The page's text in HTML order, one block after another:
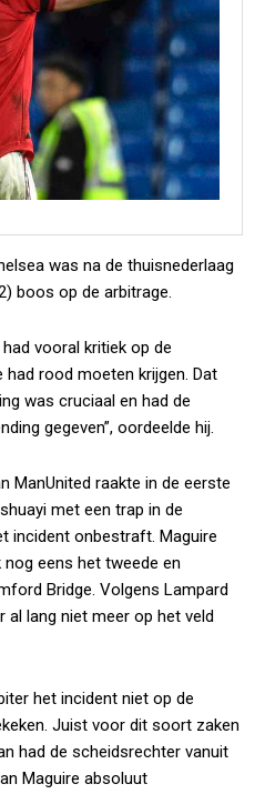
was na de thuisnederlaag
boos op de arbitrage.
vooral kritiek op de
had rood moeten krijgen. Dat
was cruciaal en had de
gegeven”, oordeelde hij.
ManUnited raakte in de eerste
met een trap in de
incident onbestraft. Maguire
eens het tweede en
Bridge. Volgens Lampard
lang niet meer op het veld
het incident niet op de
Juist voor dit soort zaken
had de scheidsrechter vanuit
Maguire absoluut